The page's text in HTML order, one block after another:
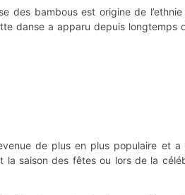
des bambous est origine de
danse a apparu depuis longtemps
de plus en plus populaire et a
la saison des fêtes ou lors de la